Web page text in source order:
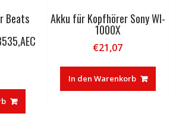
Beats Akku für Kopfhörer Sony WI-
1000X
€21,07
In den Warenkorb